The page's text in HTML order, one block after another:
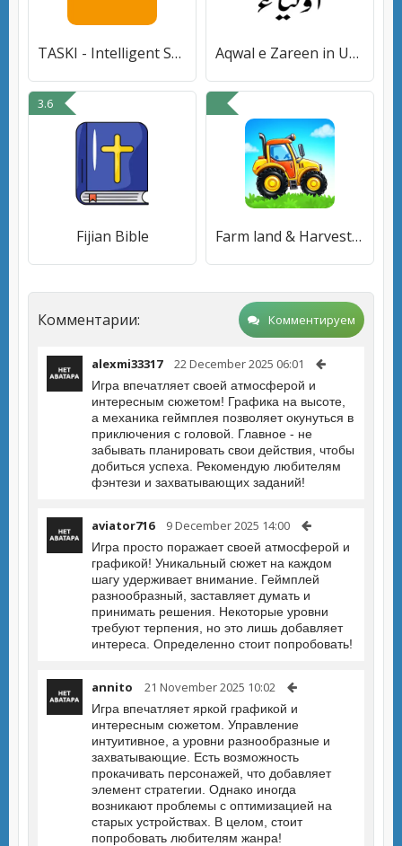
TASKI - Intelligent Solutions Aqwal e Zareen in Urdu Images
3.6
Fijian Bible Farm land & Harvest Kids Games
Комментарии: Комментируем
alexmi33317 22 December 2025 06:01
Игра впечатляет своей атмосферой и
интересным сюжетом! Графика на высоте,
а механика геймплея позволяет окунуться в
приключения с головой. Главное - не
забывать планировать свои действия, чтобы
добиться успеха. Рекомендую любителям
фэнтези и захватывающих заданий!
aviator716 9 December 2025 14:00
Игра просто поражает своей атмосферой и
графикой! Уникальный сюжет на каждом
шагу удерживает внимание. Геймплей
разнообразный, заставляет думать и
принимать решения. Некоторые уровни
требуют терпения, но это лишь добавляет
интереса. Определенно стоит попробовать!
annito 21 November 2025 10:02
Игра впечатляет яркой графикой и
интересным сюжетом. Управление
интуитивное, а уровни разнообразные и
захватывающие. Есть возможность
прокачивать персонажей, что добавляет
элемент стратегии. Однако иногда
возникают проблемы с оптимизацией на
старых устройствах. В целом, стоит
попробовать любителям жанра!